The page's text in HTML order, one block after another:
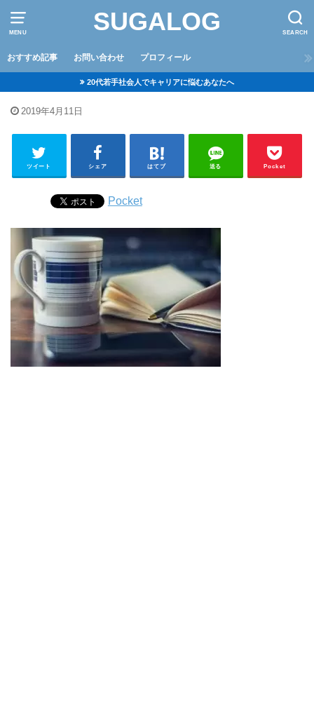
MENU SEARCH
SUGALOG
おすすめ記事 お問い合わせ プロフィール
20代若手社会人でキャリアに悩むあなたへ
2019年4月11日
ツイート シェア はてブ 送る Pocket
Pocket